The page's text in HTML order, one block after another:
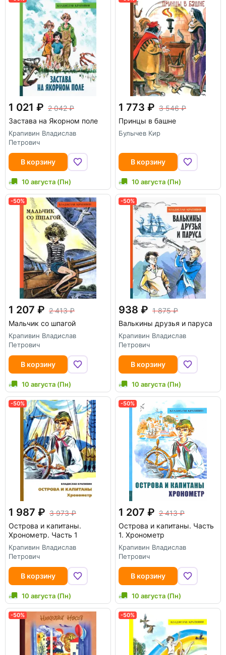
1 021
2 042
Застава на Якорном поле
Крапивин Владислав
Петрович
В корзину
10 августа (Пн)
1 773
3 546
Принцы в башне
Булычев Кир
В корзину
10 августа (Пн)
-50%
1 207
2 413
Мальчик со шпагой
Крапивин Владислав
Петрович
В корзину
10 августа (Пн)
-50%
938
1 875
Валькины друзья и паруса
Крапивин Владислав
Петрович
В корзину
10 августа (Пн)
-50%
1 987
3 973
Острова и капитаны.
Хронометр. Часть 1
Крапивин Владислав
Петрович
В корзину
10 августа (Пн)
-50%
1 207
2 413
Острова и капитаны. Часть
1. Хронометр
Крапивин Владислав
Петрович
В корзину
10 августа (Пн)
-50% -50%